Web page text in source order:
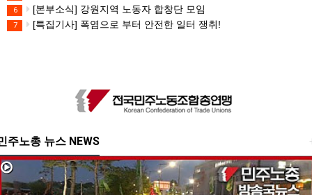
6 [본부소식] 강원지역 노동자 합창단 모임
7 [특집기사] 폭염으로 부터 안전한 일터 쟁취!
주노총 뉴스 NEWS